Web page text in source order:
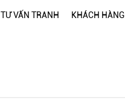
TƯ VẤN TRANH KHÁCH HÀNG